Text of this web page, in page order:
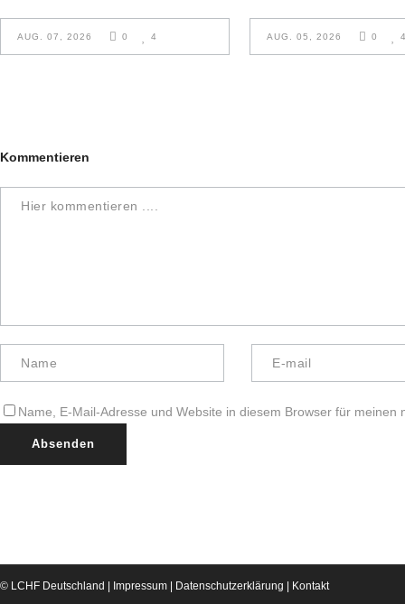
AUG. 07, 2026 0 4 AUG. 05, 2026 0
Kommentieren
Name, E-Mail-Adresse und Website in diesem Browser für meinen
© LCHF Deutschland | Impressum Datenschutzerklärung Kontakt